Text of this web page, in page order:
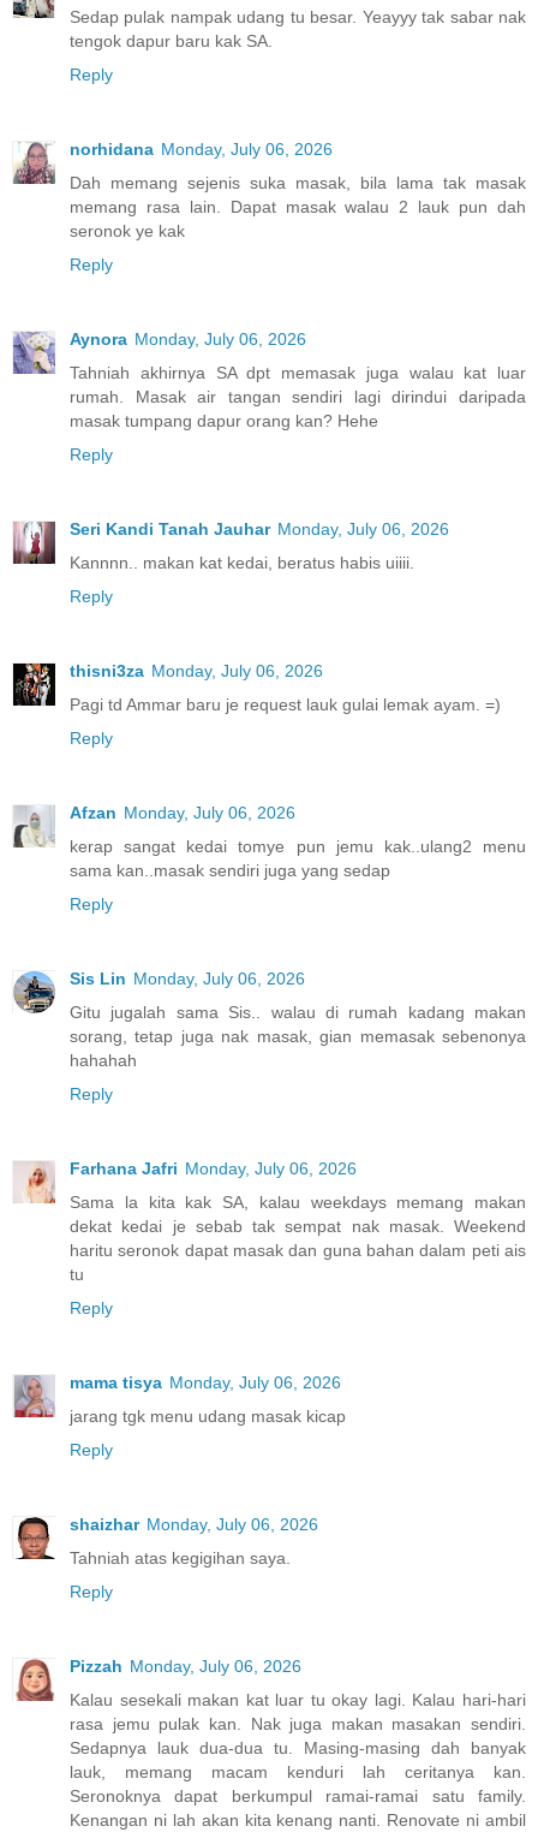
Sedap pulak nampak udang tu besar. Yeayyy tak sabar nak
tengok dapur baru kak SA.
Reply
norhidana Monday, July 06, 2026
Dah memang sejenis suka masak, bila lama tak masak
memang rasa lain. Dapat masak walau 2 lauk pun dah
seronok ye kak
Reply
Aynora Monday, July 06, 2026
Tahniah akhirnya SA dpt memasak juga walau kat luar
rumah. Masak air tangan sendiri lagi dirindui daripada
masak tumpang dapur orang kan? Hehe
Reply
Seri Kandi Tanah Jauhar Monday, July 06, 2026
Kannnn.. makan kat kedai, beratus habis uiiii.
Reply
thisni3za Monday, July 06, 2026
Pagi td Ammar baru je request lauk gulai lemak ayam. =)
Reply
Afzan Monday, July 06, 2026
kerap sangat kedai tomye pun jemu kak..ulang2 menu
sama kan..masak sendiri juga yang sedap
Reply
Sis Lin Monday, July 06, 2026
Gitu jugalah sama Sis.. walau di rumah kadang makan
sorang, tetap juga nak masak, gian memasak sebenonya
hahahah
Reply
Farhana Jafri Monday, July 06, 2026
Sama la kita kak SA, kalau weekdays memang makan
dekat kedai je sebab tak sempat nak masak. Weekend
haritu seronok dapat masak dan guna bahan dalam peti ais
tu
Reply
mama tisya Monday, July 06, 2026
jarang tgk menu udang masak kicap
Reply
shaizhar Monday, July 06, 2026
Tahniah atas kegigihan saya.
Reply
Pizzah Monday, July 06, 2026
Kalau sesekali makan kat luar tu okay lagi. Kalau hari-hari
rasa jemu pulak kan. Nak juga makan masakan sendiri.
Sedapnya lauk dua-dua tu. Masing-masing dah banyak
lauk, memang macam kenduri lah ceritanya kan.
Seronoknya dapat berkumpul ramai-ramai satu family.
Kenangan ni lah akan kita kenang nanti. Renovate ni ambil